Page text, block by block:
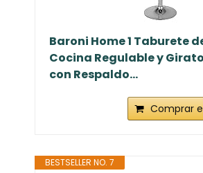
Baroni Home 1 Taburete
Cocina Regulable y
con Respaldo...
Comprar
BESTSELLER NO. 7